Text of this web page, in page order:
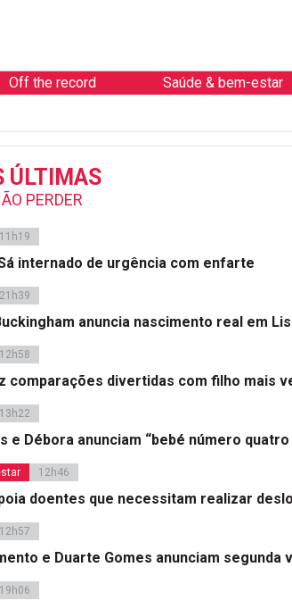
Off the record Saúde & bem-estar
ÚLTIMAS
PERDER
11h19
internado de urgência com enfarte
21h39
anuncia nascimento real em
12h58
comparações divertidas com filho mais
13h22
e Débora anunciam “bebé número quatro
12h46
doentes que necessitam realizar
12h57
e Duarte Gomes anunciam segunda
19h06